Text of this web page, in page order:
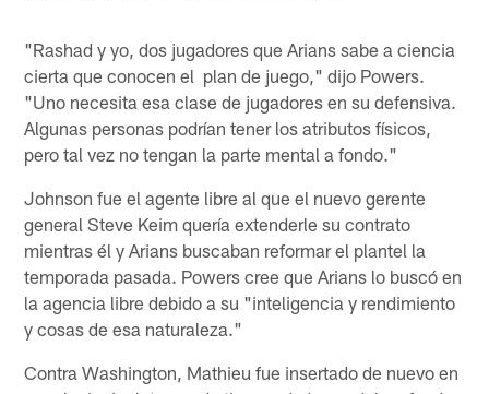
"Rashad y yo, dos jugadores que Arians sabe a ciencia
cierta que conocen el plan de juego," dijo Powers.
"Uno necesita esa clase de jugadores en su defensiva.
Algunas personas podrían tener los atributos físicos,
pero tal vez no tengan la parte mental a fondo."
Johnson fue el agente libre al que el nuevo gerente
general Steve Keim quería extenderle su contrato
mientras él y Arians buscaban reformar el plantel la
temporada pasada. Powers cree que Arians lo buscó en
la agencia libre debido a su "inteligencia y rendimiento
y cosas de esa naturaleza."
Contra Washington, Mathieu fue insertado de nuevo en